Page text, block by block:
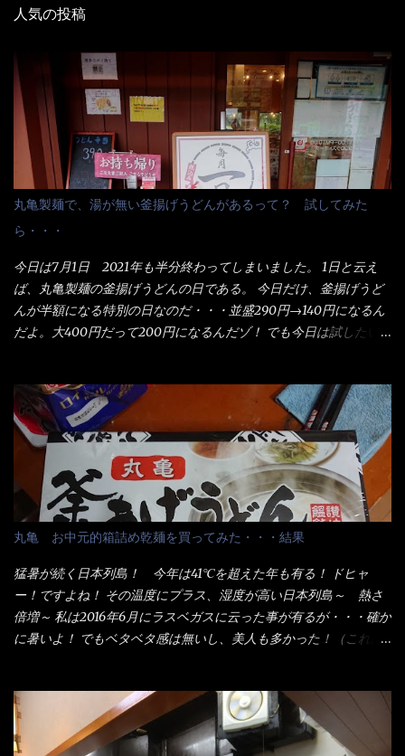
人気の投稿
丸亀製麺で、湯が無い釜揚げうどんがあるって？ 試してみた
ら・・・
今日は7月1日 2021年も半分終わってしまいました。 1日と云え
ば、丸亀製麺の釜揚げうどんの日である。 今日だけ、釜揚げうど
んが半額になる特別の日なのだ・・・並盛290円→140円になるん
だよ。大400円だって200円になるんだゾ！ でも今日は試したい
でる～ でもコレって食べきるまで湯に浸かっているわけで、最
初と最後では麺の固さというかコシが違う！ だったら湯なんか要
らないじゃん！ 茹で上げ直後の麺だけいいよ！となるでしょ
う。 事前にググって調べたら、やっぱり＜湯無し＞注文は、裏注
文方法としてあるらしい。 それと店員によっては、理解出来ない
者も居るらしい云う事。 そこでランチ混雑前に、行くのが店への
配慮でもある。 11:20 店内に入り・・・『釜揚げうどん得を湯ナ
シで！』と注文したら、近場にいたオッサン店員はキョトンとし
た顔『湯なし？』（これだ全く理解していないな） すると茹で方
の若い女性店員が『いい！いい！！』とオッサンを向こうへやっ
た。 でサッサと、木桶を用意してうどんだけ入れて出して来まし
た。 な～るほど、この事か・・・ で今日の2021年後半1回目のサ
＞サイズを食べられるか？である。 前回も、大しか食べていない
からね、得がどれくらいの満腹度になるのか？ この得サイズの木
桶は、銭湯で使う洗い桶サイズだなぁ～ この木桶サイズに、満々
丸亀 お中元的箱詰め乾麺を買ってみた・・・結果
猛暑が続く日本列島！ 今年は41℃を超えた年も有る！ ドヒャ
ー！ですよね！ その温度にプラス、湿度が高い日本列島～ 熱さ
倍増～ 私は2016年6月にラスベガスに云った事が有るが・・・確か
に暑いよ！ でもベタベタ感は無いし、美人も多かった！（これは
中元は、丁度お盆の夏場に日頃お世話になっている方への＜ご挨
拶＞としての贈り物の習慣です。 今では、大分廃れてしまってい
るかと・・・小生もお中元やお歳暮など送った事は無い！（キッ